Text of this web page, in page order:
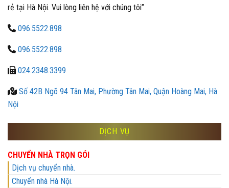
rẻ tại Hà Nội. Vui lòng liên hệ với chúng tôi”
096.5522.898
096.5522.898
024.2348.3399
Số 42B Ngõ 94 Tân Mai, Phường Tân Mai, Quận Hoàng Mai, Hà
Nội
DỊCH VỤ
CHUYỂN NHÀ TRỌN GÓI
Dịch vụ chuyển nhà.
Chuyển nhà Hà Nội.